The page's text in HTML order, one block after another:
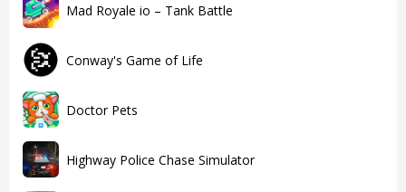
Mad Royale io – Tank Battle
Conway's Game of Life
Doctor Pets
Highway Police Chase Simulator